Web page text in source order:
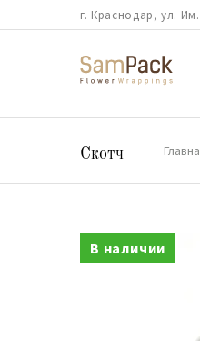
г. Краснодар, ул.
Скотч
В наличии